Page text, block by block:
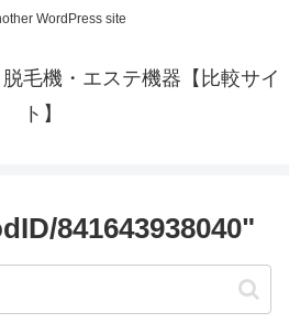
WordPress site
毛機・エステ機器【比較サイ
ト】
841643938040"